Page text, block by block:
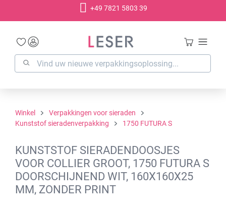
+49 7821 5803 39
Winkel
Verpakkingen voor sieraden
Kunststof sieradenverpakking
1750 FUTURA S
KUNSTSTOF SIERADENDOOSJES
VOOR COLLIER GROOT, 1750 FUTURA S
DOORSCHIJNEND WIT, 160X160X25
MM, ZONDER PRINT